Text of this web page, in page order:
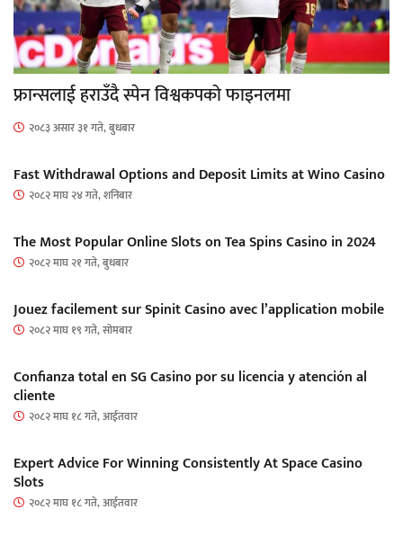
फ्रान्सलाई हराउँदै स्पेन विश्वकपको फाइनलमा
२०८३ असार ३१ गते, बुधबार
Fast Withdrawal Options and Deposit Limits at Wino Casino
२०८२ माघ २४ गते, शनिबार
The Most Popular Online Slots on Tea Spins Casino in 2024
२०८२ माघ २१ गते, बुधबार
Jouez facilement sur Spinit Casino avec l’application mobile
२०८२ माघ १९ गते, सोमबार
Confianza total en SG Casino por su licencia y atención al
cliente
२०८२ माघ १८ गते, आईतवार
Expert Advice For Winning Consistently At Space Casino
Slots
२०८२ माघ १८ गते, आईतवार